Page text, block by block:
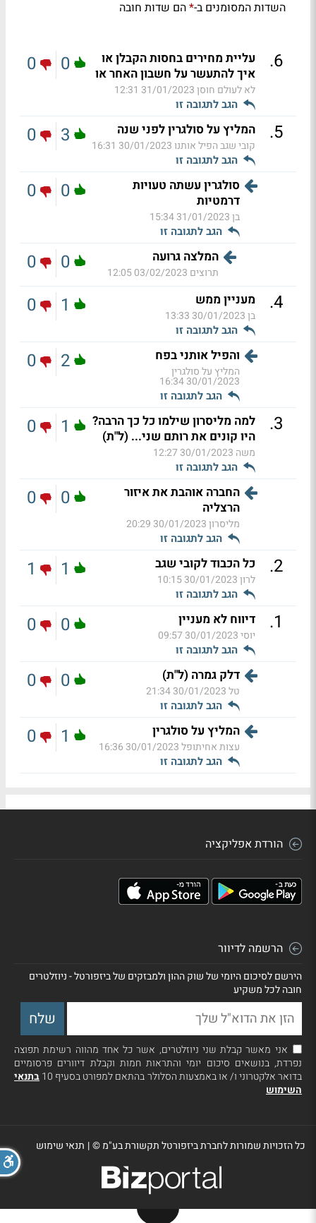
השדות המסומנים ב-*הם שדות חובה
6
.
עליית מחירים בחסות הקבלן או
איך להתעשר על חשבון האחר או
לא לעולם חוסן31/01/2023 12:31
הגב לתגובה זו
0
0
5
. המליץ על סולגרין לפני שנה
קובי שגב הפיל אותנו30/01/2023 16:31
הגב לתגובה זו
3
0
סולגרין עשתה טעויות
דרמטיות
בן31/01/2023 15:34
הגב לתגובה זו
0
0
המלצה גרועה
תרוצים 03/02/2023 12:05
0
0
4
. מעניין ממש
בן30/01/2023 13:33
הגב לתגובה זו
1
0
והפיל אותני בפח
המליץ על סולגרין
30/01/2023 16:34
הגב לתגובה זו
2
0
3
.
למה מליסרון שילמו כל כך הרבה?
היו קונים את רותם שני... (ל"ת)
משה 30/01/2023 12:27
הגב לתגובה זו
1
0
החברה אוהבת את איזור
הרצליה
מליסרון30/01/2023 20:29
הגב לתגובה זו
0
0
2
. כל הכבוד לקובי שגב
לרון30/01/2023 10:15
הגב לתגובה זו
1
1
1
. דיווח לא מעניין
יוסי30/01/2023 09:57
הגב לתגובה זו
0
0
דלק גמרה (ל"ת)
טל30/01/2023 21:34
הגב לתגובה זו
0
0
המליץ על סולגרין
עצות אחיתופל30/01/2023 16:36
הגב לתגובה זו
1
0
הורדת אפליקציה
הרשמה לדיוור
הירשם לסיכום היומי של שוק ההון ולמבזקים של ביזפורטל - ניוזלטרים
חובה לכל משקיע
אני מאשר קבלת שני ניוזלטרים, אשר כל אחד מהווה רשימת תפוצה
נפרדת, בנושאים סיכום יומי והתראות חמות וקבלת דיוורים פרסומיים
בדואר אלקטרוני ו/ או באמצעות הסלולר בהתאם למפורט בסעיף 10
בתנאי
השימוש
כל הזכויות שמורות לחברת ביזפורטל תקשורת בע"מ ©| תנאי שימוש